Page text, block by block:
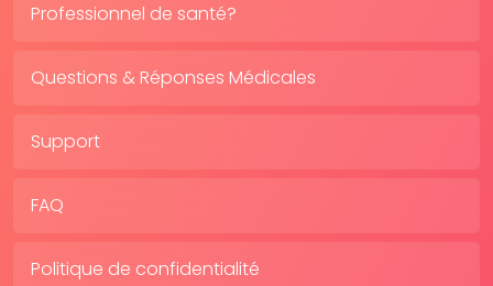
Professionnel de santé?
Questions & Réponses Médicales
Support
FAQ
Politique de confidentialité